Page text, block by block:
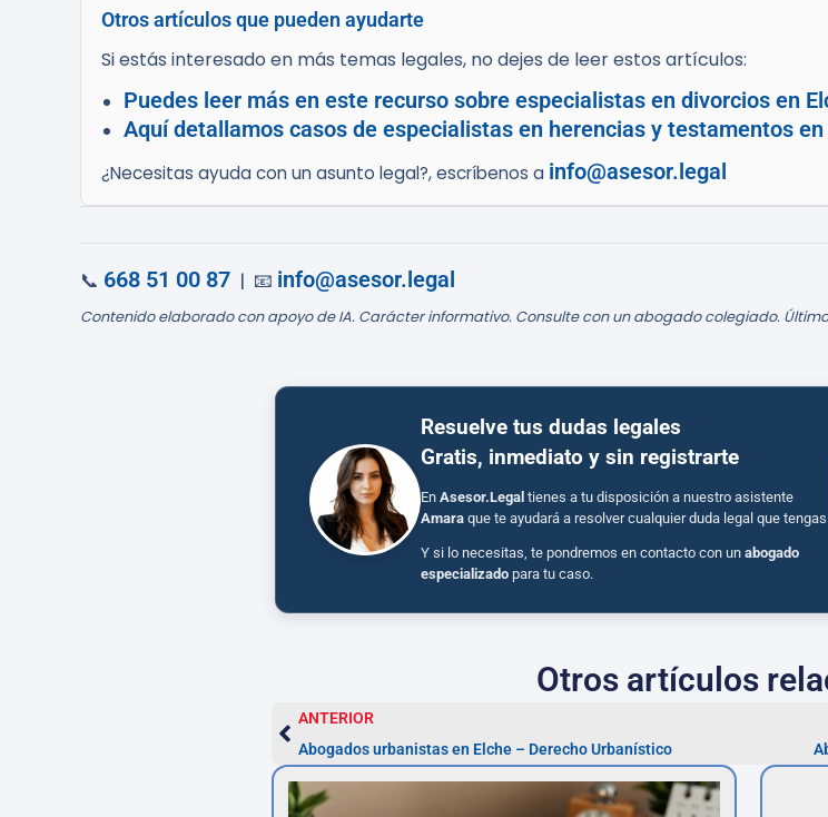
Otros artículos que pueden ayudarte
Si estás interesado en más temas legales, no dejes de leer estos artículos:
Puedes leer más en este recurso sobre especialistas en divorcios en
Aquí detallamos casos de especialistas en herencias y testamentos
¿Necesitas ayuda con un asunto legal?, escríbenos a info@asesor.legal
📞 668 51 00 87 | 📧 info@asesor.legal
Contenido elaborado con apoyo de IA. Carácter informativo. Consulte con un abogado colegiado.
Resuelve tus dudas legales
Gratis, inmediato y sin registrarte
En Asesor.Legal tienes a tu disposición a nuestro asistente
Amara que te ayudará a resolver cualquier duda legal que
Y si lo necesitas, te pondremos en contacto con un abogado
especializado para tu caso.
Otros artículos
ANTERIOR
Abogados urbanistas en Elche – Derecho Urbanístico